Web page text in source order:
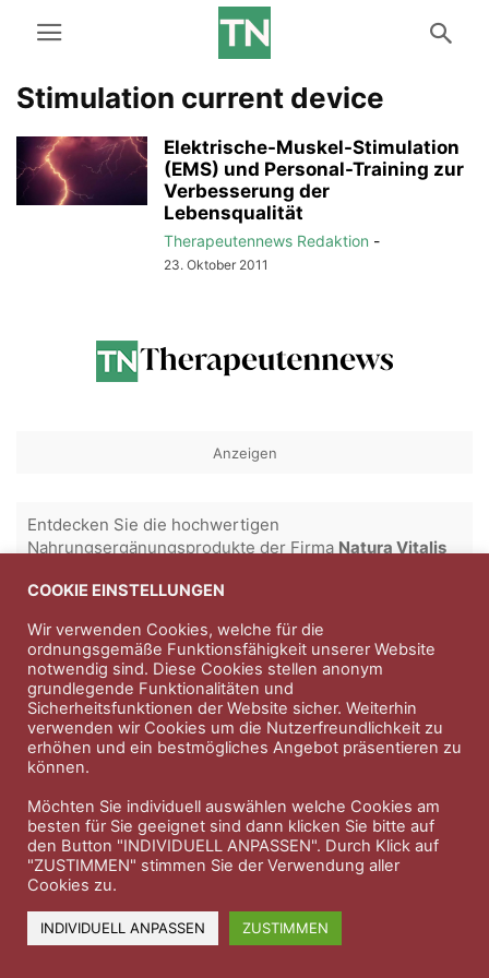
Stimulation current device
Elektrische-Muskel-Stimulation
(EMS) und Personal-Training zur
Verbesserung der
Lebensqualität
Therapeutennews Redaktion -
23. Oktober 2011
Anzeigen
Entdecken Sie die hochwertigen
Nahrungsergänungsprodukte der Firma Natura Vitalis
Jahn & Partner Versicherungsmakler GmbH
Professioneller Rundumschutz seit über 30 Jahren.
Impressum Nutzungsbedingungen
Datenschutzerklärung Therapeutenkatalog Über uns
© 2023 Therapeutennews.de
COOKIE EINSTELLUNGEN
Wir verwenden Cookies, welche für die
ordnungsgemäße Funktionsfähigkeit unserer Website
notwendig sind. Diese Cookies stellen anonym
grundlegende Funktionalitäten und
Sicherheitsfunktionen der Website sicher. Weiterhin
verwenden wir Cookies um die Nutzerfreundlichkeit zu
erhöhen und ein bestmögliches Angebot präsentieren zu
können.
Möchten Sie individuell auswählen welche Cookies am
besten für Sie geeignet sind dann klicken Sie bitte auf
den Button "INDIVIDUELL ANPASSEN". Durch Klick auf
"ZUSTIMMEN" stimmen Sie der Verwendung aller
Cookies zu.
INDIVIDUELL ANPASSEN ZUSTIMMEN